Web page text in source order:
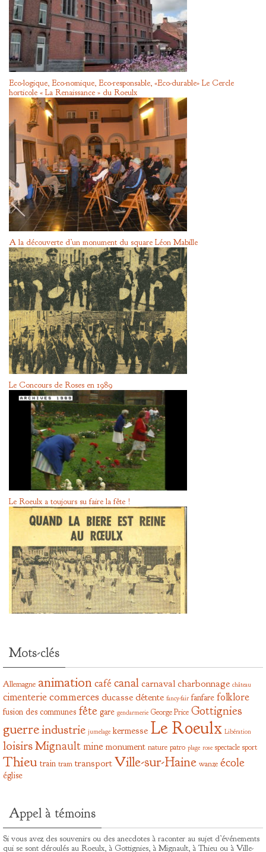
Eco-logique, Eco-nomique, Eco-responsable, «Eco-durable» Le Cercle
horticole « La Renaissance » du Roeulx
A la découverte d’un monument du square Léon Mabille
Le Concours de Roses en 1989
Le Roeulx a toujours su faire la fête !
Mots-clés
Allemagne animationcafécanalcarnavalcharbonnage château
cimenteriecommerces ducassedétente fancy-fair fanfare folklore
fusion des communes fête gare gendarmerie George Price Gottignies
guerreindustrie jumelage kermesse Le Roeulx Libération
loisirsMignault minemonument nature patro plage rose spectacle sport
Thieu train tram transportVille-sur-Haine wanze école
église
Appel à témoins
Si vous avez des souvenirs ou des anecdotes à raconter au sujet d’événements
qui se sont déroulés au Roeulx, à Gottignies, à Mignault, à Thieu ou à Ville-